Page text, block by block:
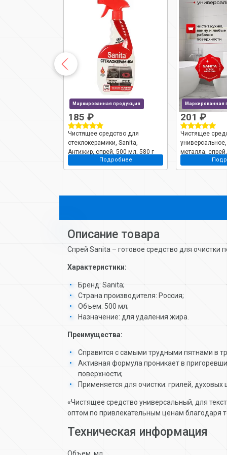
Маркированная продукция
185 ₽
Чистящее средство для
стеклокерамики, Sanita,
Антижир, спрей, 500 мл, 580 г
Подробнее
Маркированная
201 ₽
Чистящее
металла,
Описание товара
Спрей Sanita – готовое средство для очистки
Характеристики:
Бренд: Sanita;
Страна производителя: Россия;
Объем: 500 мл;
Назначение: для удаления жира.
Преимущества:
Справится с самыми трудными пятнами в
Активная формула проникает в
поверхности;
Применяется для очистки: грилей,
«Чистящее средство универсальный, для
оптом по привлекательным ценам благодаря
Техническая информация
Объем, мл